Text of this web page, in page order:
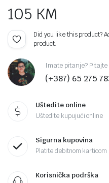
105 KM
Did you like this product?
product.
Imate pitanje?
(+387) 65 275
Uštedite online
Uštedite kupujući online
Sigurna kupovina
Platite debitnom karticom
Korisnička podrška